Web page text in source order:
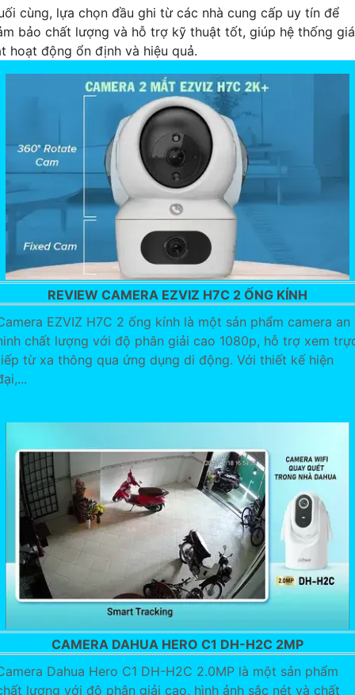
cùng, lựa chọn đầu ghi từ các nhà cung cấp uy tín để
bảo chất lượng và hỗ trợ kỹ thuật tốt, giúp hệ thống
hoạt động ổn định và hiệu quả.
REVIEW CAMERA EZVIZ H7C 2 ỐNG KÍNH
EZVIZ H7C 2 ống kính là một sản phẩm camera an
chất lượng với độ phân giải cao 1080p, hỗ trợ xem
từ xa thông qua ứng dụng di động. Với thiết kế hiện
CAMERA DAHUA HERO C1 DH-H2C 2MP
Dahua Hero C1 DH-H2C 2.0MP là một sản phẩm
lượng với độ phân giải cao, hình ảnh sắc nét và chất